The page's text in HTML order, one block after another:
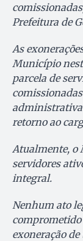
Prefeitura de
As
Município
parcela de
administrativa
retorno ao
Atualmente, o
servidores
integral.
Nenhum ato
comprometido
exoneração